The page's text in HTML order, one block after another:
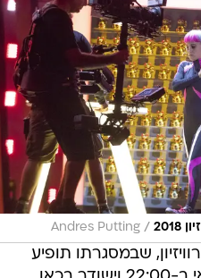
/
Andres Putting
שבמסגרתו תופיע